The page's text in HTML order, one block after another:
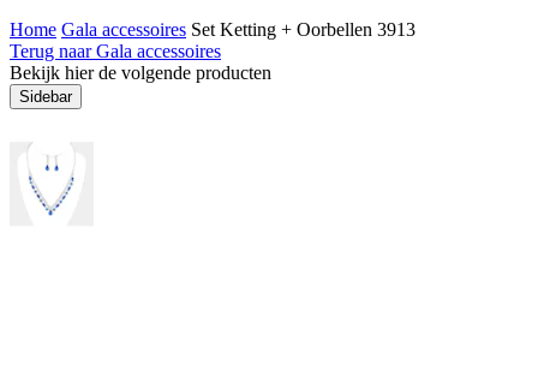
Home Gala accessoires Set Ketting + Oorbellen 3913
Terug naar Gala accessoires
Bekijk hier de volgende producten
Sidebar